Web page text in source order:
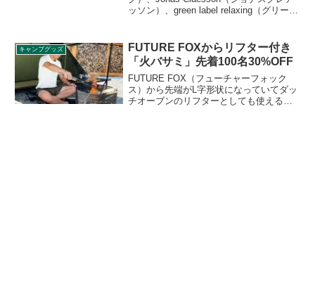
ッソン）、green label relaxing（グリーン
したモダンなデザインとなっています。
詳細をレビューします。
キャンプグッズ
FUTURE FOXからリフター付き
「火バサミ」先着100名30%OFF
FUTURE FOX（フューチャーフォック
ス）から先端がL字形状になっていてダッ
チオーブンのリフターとしても使える